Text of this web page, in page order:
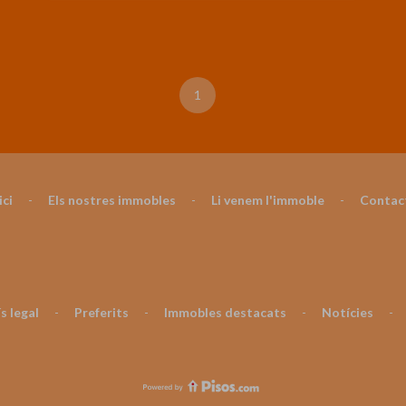
1
- Els nostres immobles - Li venem l'immoble -
legal - Preferits - Immobles destacats - Notícies -